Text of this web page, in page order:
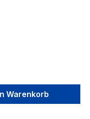
Warenkorb